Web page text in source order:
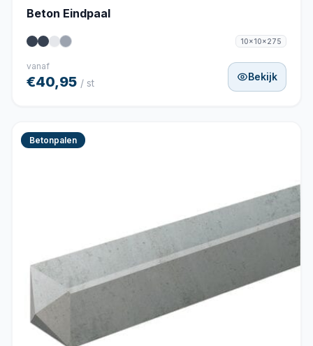
Beton Eindpaal
10x10x275
vanaf
€40,95 / st
Bekijk
Betonpalen